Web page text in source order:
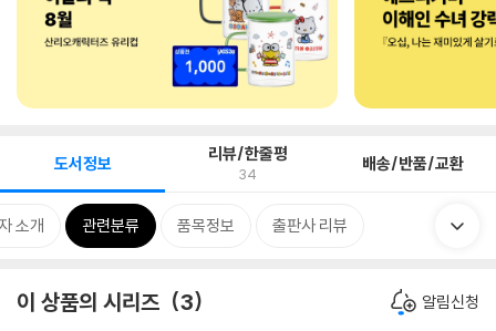
도서정보 리뷰/한줄평
34 배송/반품/교환
소개 관련분류 품목정보 출판사 리뷰
이 상품의 시리즈 3 알림신청